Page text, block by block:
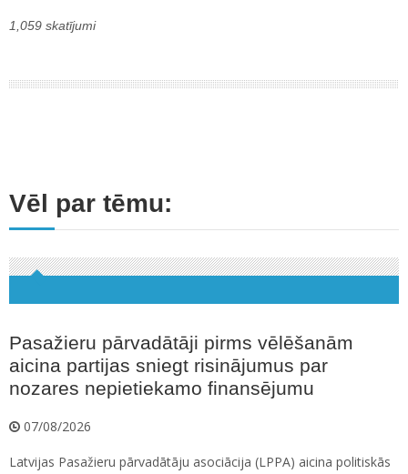
1,059 skatījumi
Vēl par tēmu:
Pasažieru pārvadātāji pirms vēlēšanām
aicina partijas sniegt risinājumus par
nozares nepietiekamo finansējumu
07/08/2026
Latvijas Pasažieru pārvadātāju asociācija (LPPA) aicina politiskās